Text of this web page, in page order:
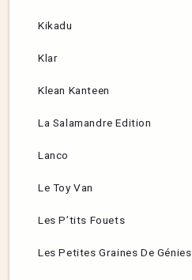
Kikadu
Klar
Klean Kanteen
La Salamandre Edition
Lanco
Le Toy Van
Les P’tits Fouets
Les Petites Graines De Génies